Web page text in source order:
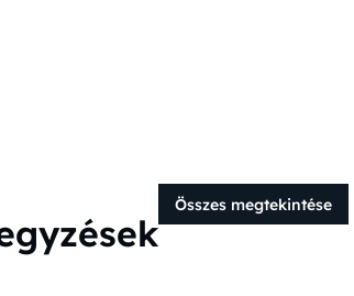
Összes megtekintése